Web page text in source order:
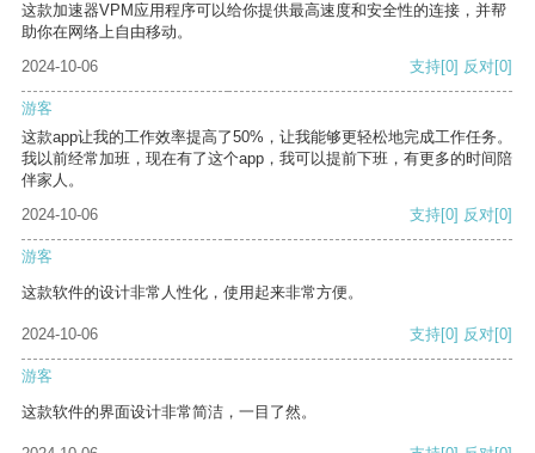
这款加速器VPM应用程序可以给你提供最高速度和安全性的连接，并帮
助你在网络上自由移动。
2024-10-06
支持[0] 反对[0]
游客
这款app让我的工作效率提高了50%，让我能够更轻松地完成工作任务。
我以前经常加班，现在有了这个app，我可以提前下班，有更多的时间陪
伴家人。
2024-10-06
支持[0] 反对[0]
游客
这款软件的设计非常人性化，使用起来非常方便。
2024-10-06 支持[0] 反对[0]
游客
这款软件的界面设计非常简洁，一目了然。